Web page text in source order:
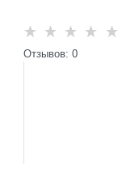
Отзывов: 0